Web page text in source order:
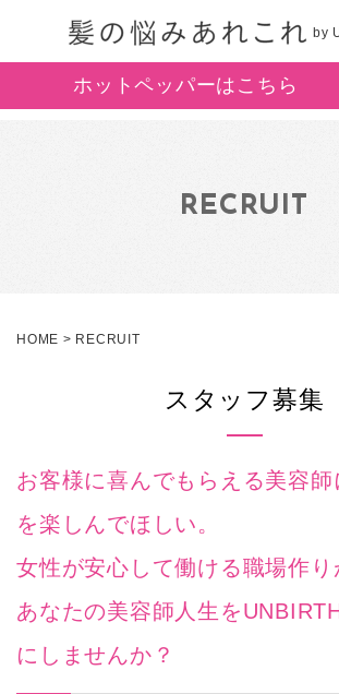
by
ホットペッパーはこちら
RECRUIT
HOME > RECRUIT
スタッフ募集
お客様に喜んでもらえる美容師
を楽しんでほしい。
女性が安心して働ける職場作り
あなたの美容師人生を
にしませんか？